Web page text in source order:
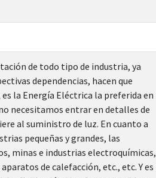
de todo tipo de industria, ya
dependencias, hacen que
la Energía Eléctrica la preferida en
necesitamos entrar en detalles de
al suministro de luz. En cuanto a
pequeñas y grandes, las
minas e industrias electroquímicas,
de calefacción, etc., etc. Y es